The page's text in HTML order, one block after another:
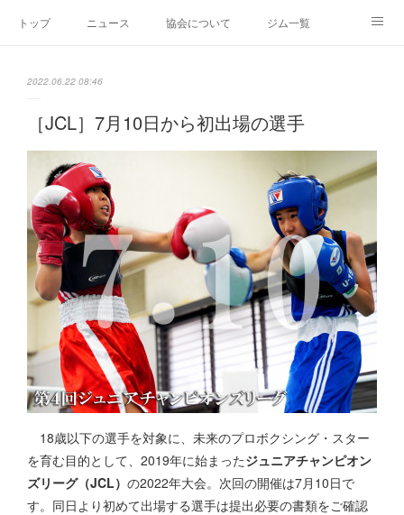
トップ ニュース 協会について ジム一覧
2022.06.22 08:46
［JCL］7月10日から初出場の選手
18歳以下の選手を対象に、未来のプロボクシング・スター
を育む目的として、2019年に始まったジュニアチャンピオン
ズリーグ（JCL） の2022年大会。次回の開催は7月10日で
す。同日より初めて出場する選手は提出必要の書類をご確認